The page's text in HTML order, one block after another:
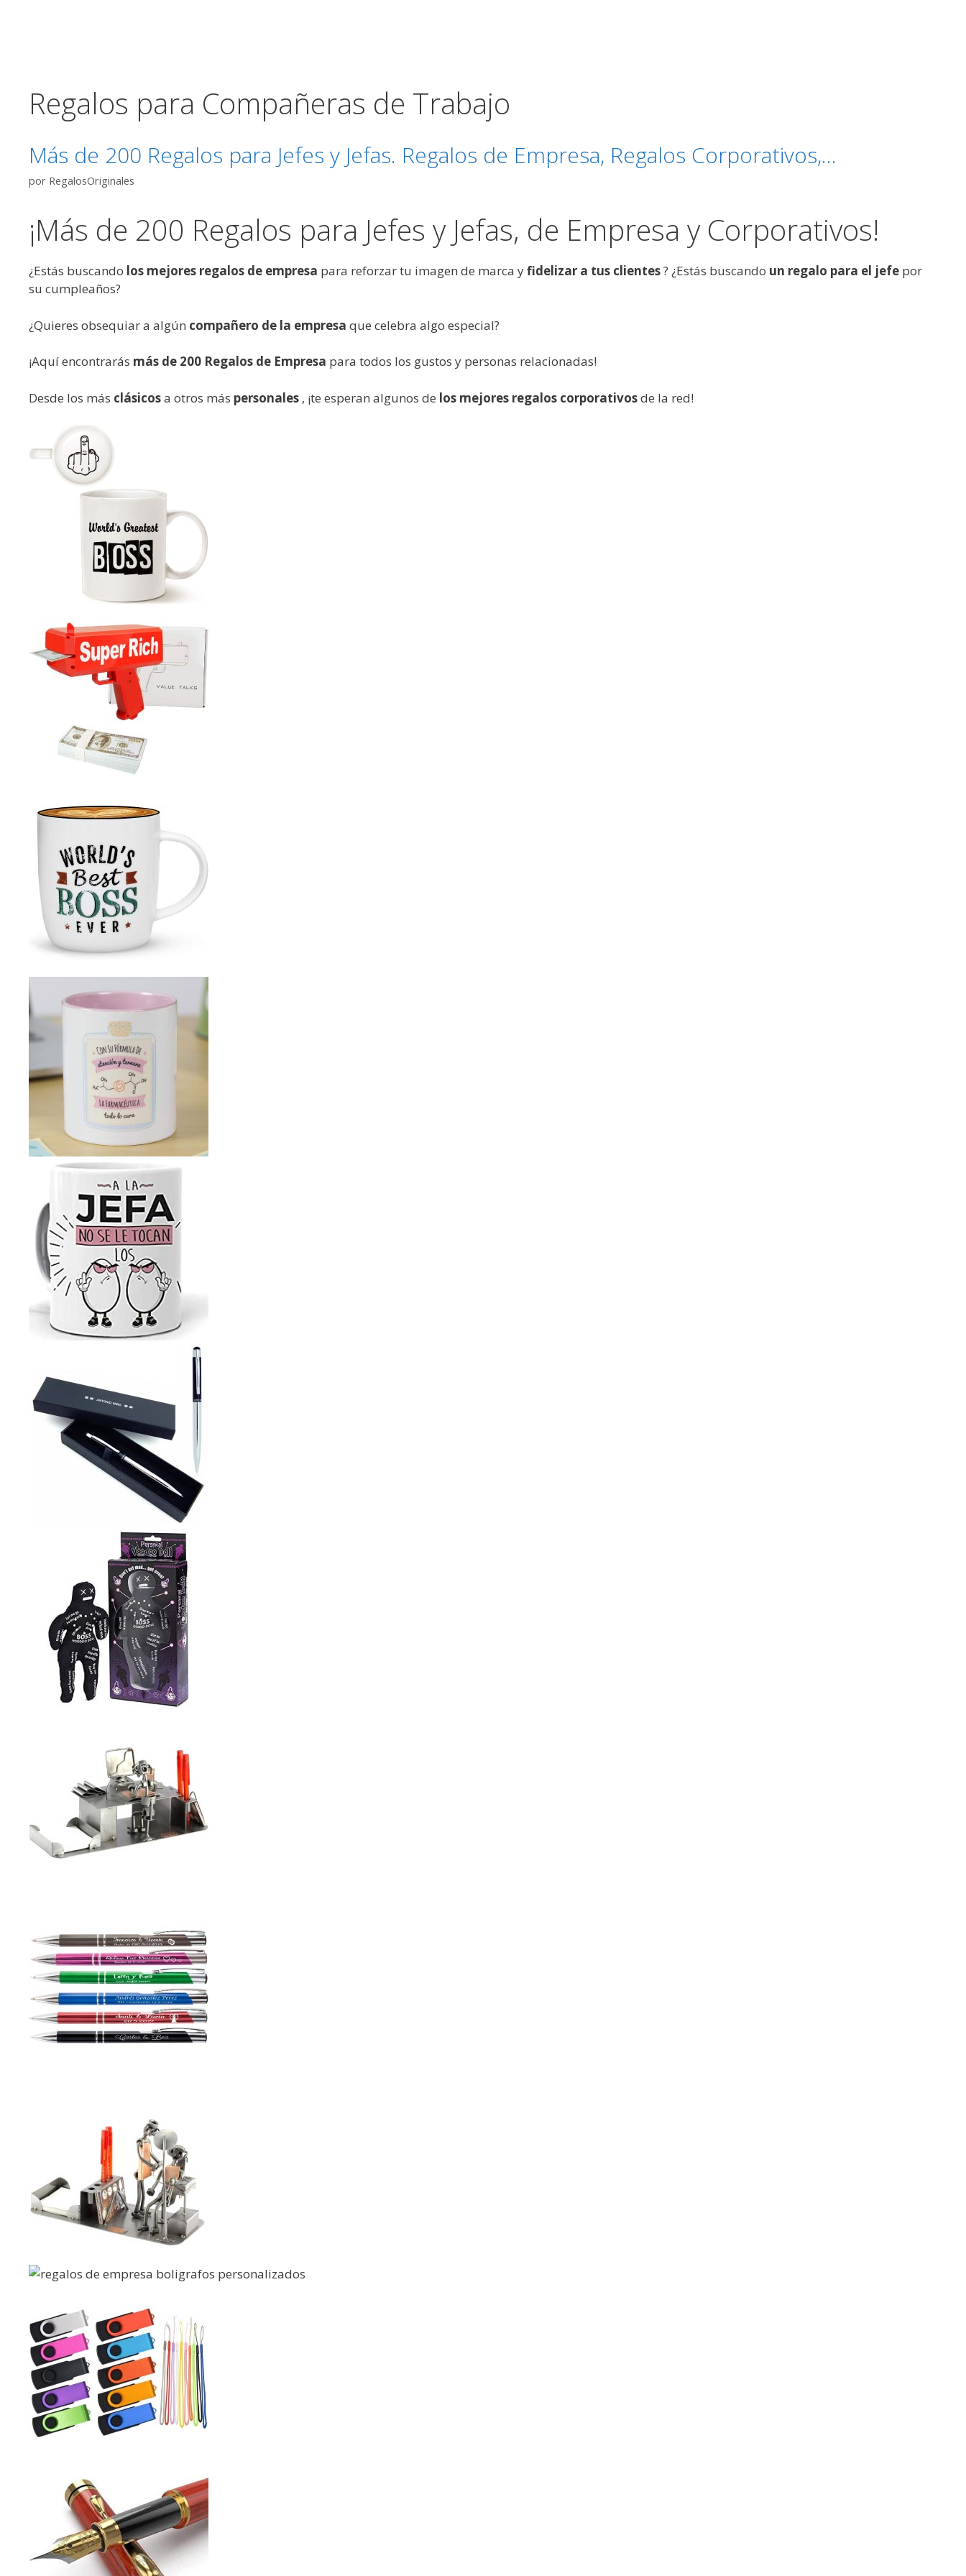
Regalos para Compañeras de Trabajo
Más de 200 Regalos para Jefes y Jefas. Regalos de Empresa, Regalos Corporativos,…
por RegalosOriginales
¡Más de 200 Regalos para Jefes y Jefas, de Empresa y Corporativos!
¿Estás buscando los mejores regalos de empresa para reforzar tu imagen de marca yfidelizar a tus clientes? ¿Estás buscando un regalo para el jefe por
su cumpleaños?
¿Quieres obsequiar a algún compañero de la empresa que celebra algo especial?
¡Aquí encontrarás más de 200 Regalos de Empresa para todos los gustos y personas relacionadas!
Desde los más clásicosa otros más personales , ¡te esperan algunos de los mejores regalos corporativosde la red!